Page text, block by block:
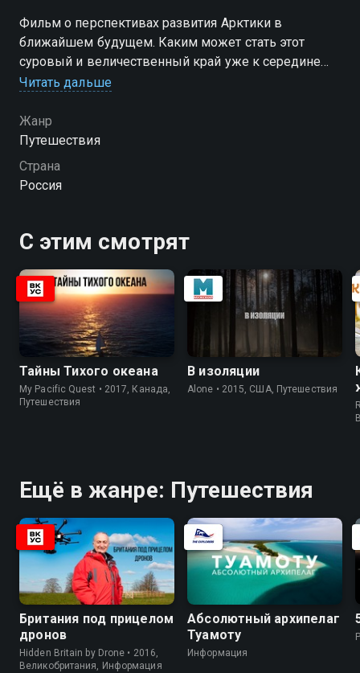
Фильм о перспективах развития Арктики в
ближайшем будущем. Каким может стать этот
суровый и величественный край уже к середине
XXI века?
Читать дальше
Жанр
Путешествия
Страна
Россия
С этим смотрят
Тайны Тихого океана
My Pacific Quest • 2017, Канада,
Путешествия
В изоляции
Alone • 2015, США, Путешествия
Ещё в жанре: Путешествия
Британия под прицелом
дронов
Hidden Britain by Drone • 2016,
Великобритания, Информация
Абсолютный архипелаг
Туамоту
Информация